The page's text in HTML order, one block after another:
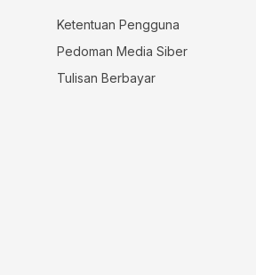
Ketentuan Pengguna
Pedoman Media Siber
Tulisan Berbayar